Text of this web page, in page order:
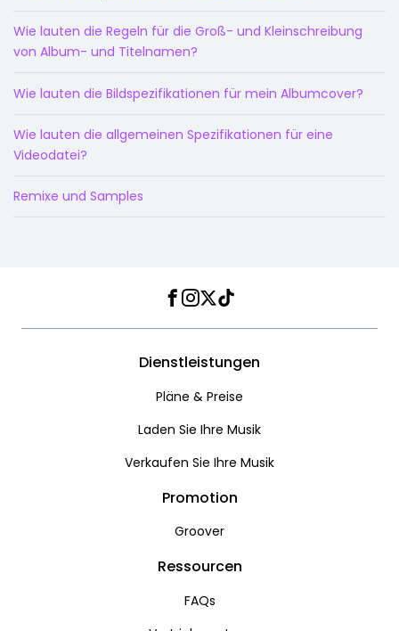
Wie lauten die Regeln für die Groß- und Kleinschreibung
von Album- und Titelnamen?
Wie lauten die Bildspezifikationen für mein Albumcover?
Wie lauten die allgemeinen Spezifikationen für eine
Videodatei?
Remixe und Samples
Facebook
Instagram
Twitter
TikTok
Dienstleistungen
Pläne & Preise
Laden Sie Ihre Musik
Verkaufen Sie Ihre Musik
Promotion
Groover
Ressourcen
FAQs